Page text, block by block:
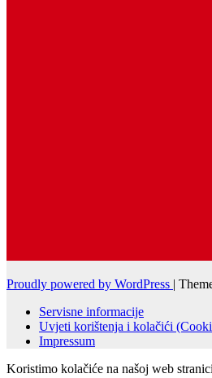
Proudly powered by WordPress |
Servisne informacije
Uvjeti korištenja i kolačići
Impressum
Koristimo kolačiće na našoj web